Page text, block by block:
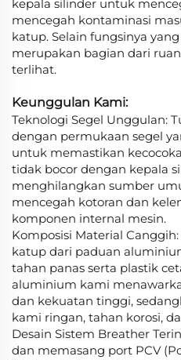
kepala silinder untuk
mencegah kontaminasi
katup. Selain fungsinya
merupakan bagian dari
terlihat.
Keunggulan Kami:
Teknologi Segel Unggulan:
dengan permukaan segel
untuk memastikan
tidak bocor dengan kepala
menghilangkan sumber
mencegah kotoran dan
komponen internal mesin.
Komposisi Material
katup dari paduan
tahan panas serta plastik
aluminium kami
dan kekuatan tinggi,
kami ringan, tahan korosi,
Desain Sistem Breather
dan memasang port PCV